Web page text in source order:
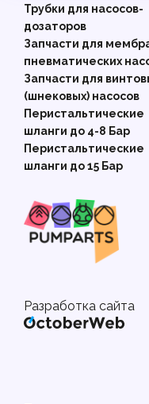
Разработка сайта
Трубки для насосов-
дозаторов
Запчасти для
пневматических
Запчасти для
(шнековых) насосов
Перистальтические
шланги до 4-8 Бар
Перистальтические
шланги до 15 Бар